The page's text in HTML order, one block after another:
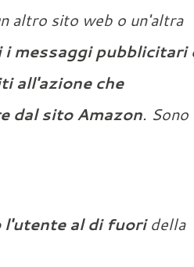
altro sito web o un'altra
messaggi pubblicitari
all'azione che
dal sito Amazon. Sono
l'utente al di fuoridella